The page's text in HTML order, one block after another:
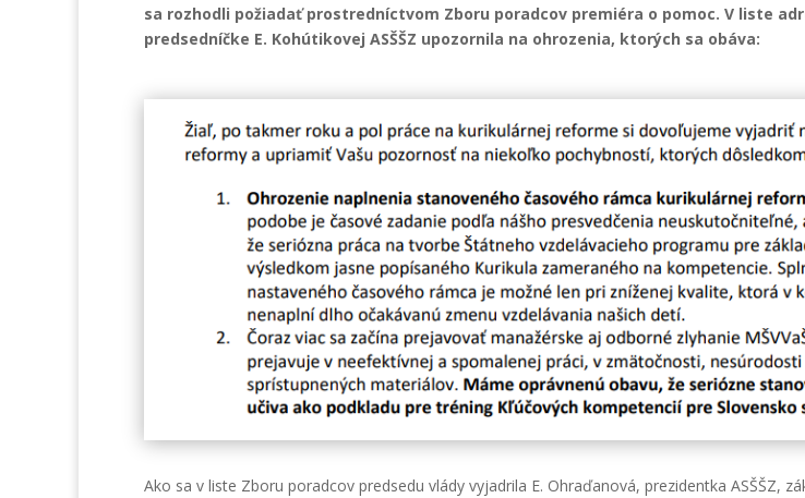
sa rozhodli požiadať prostredníctvom Zboru poradcov premiéra o pomoc. V liste
predsedníčke E. Kohútikovej ASŠŠZ upozornila na ohrozenia, ktorých sa obáva:
Ako sa v liste Zboru poradcov predsedu vlády vyjadrila E. Ohraďanová, prezidentka ASŠŠZ,